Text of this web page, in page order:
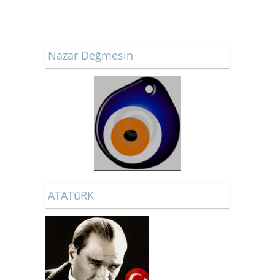
Nazar Değmesin
ATATüRK